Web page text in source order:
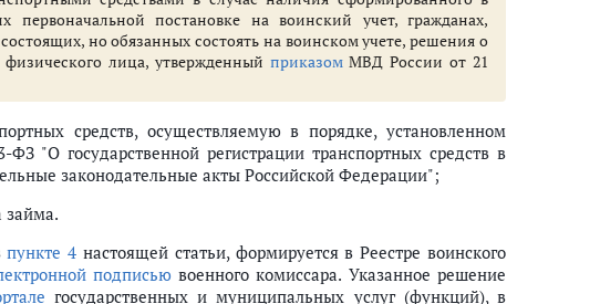
постановке на воинский учет, гражданах,
но обязанных состоять на воинском учете, решения о
лица, утвержденный приказомМВД России от 21
средств, осуществляемую в порядке, установленном
ФЗ "О государственной регистрации транспортных средств в
законодательные акты Российской Федерации";
займа.
пункте 4 настоящей статьи, формируется в Реестре воинского
подписью военного комиссара. Указанное решение
государственных и муниципальных услуг (функций), в